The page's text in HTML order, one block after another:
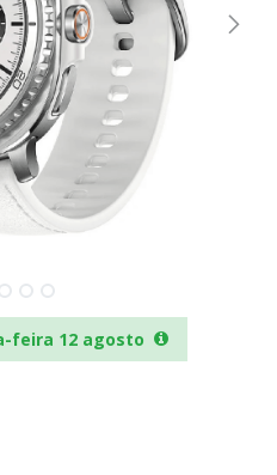
feira 12 agosto